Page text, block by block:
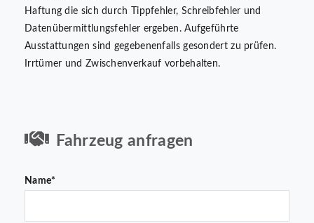
Haftung die sich durch Tippfehler, Schreibfehler und
Datenübermittlungsfehler ergeben. Aufgeführte
Ausstattungen sind gegebenenfalls gesondert zu prüfen.
Irrtümer und Zwischenverkauf vorbehalten.
Fahrzeug anfragen
Name*